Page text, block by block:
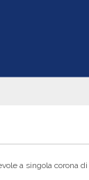
a singola corona